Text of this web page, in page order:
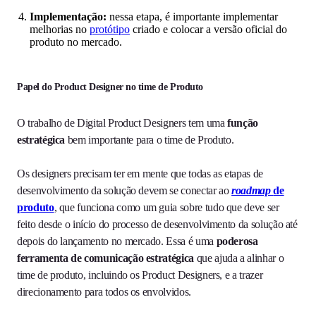
Implementação: nessa etapa, é importante implementar
melhorias no protótipo criado e colocar a versão oficial do
produto no mercado.
Papel do Product Designer no time de Produto
O trabalho de Digital Product Designers tem umafunção
estratégica bem importante para o time de Produto.
Os designers precisam ter em mente que todas as etapas de
desenvolvimento da solução devem se conectar aoroadmapde
produto, que funciona como um guia sobre tudo que deve ser
feito desde o início do processo de desenvolvimento da solução até
depois do lançamento no mercado. Essa é uma poderosa
ferramenta de comunicação estratégica que ajuda a alinhar o
time de produto, incluindo os Product Designers, e a trazer
direcionamento para todos os envolvidos.